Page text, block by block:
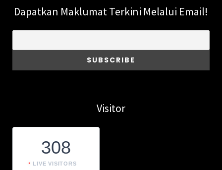
Dapatkan Maklumat Terkini Melalui Email!
Visitor
308
LIVE VISITORS